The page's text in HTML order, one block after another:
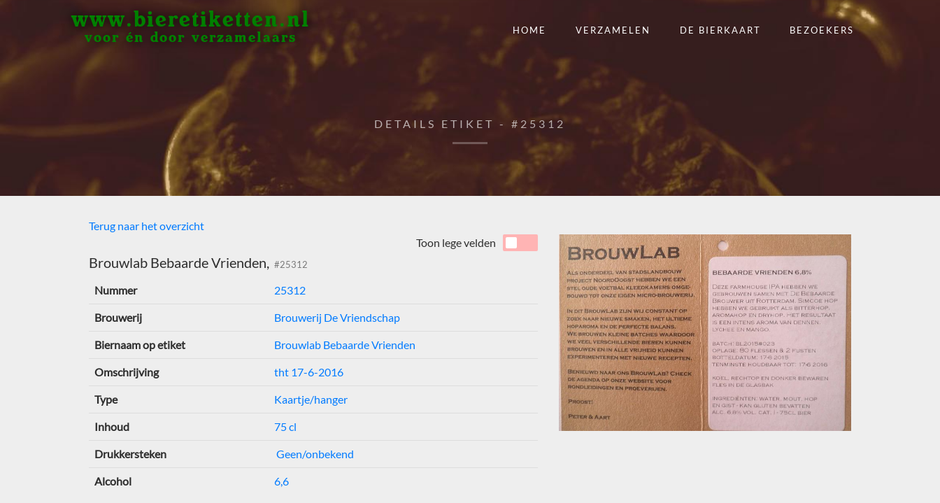
www.bieretiketten.nl
voor én door verzamelaars
HOME VERZAMELEN DE BIERKAART BEZOEKERS
DETAILS ETIKET - #25312
Terug naar het overzicht
Brouwlab Bebaarde Vrienden, #25312
Toon lege velden
Nummer 25312
Brouwerij Brouwerij De Vriendschap
Biernaam op etiket Brouwlab Bebaarde Vrienden
Omschrijving tht 17-6-2016
Type Kaartje/hanger
Inhoud 75 cl
Drukkersteken Geen/onbekend
Alcohol 6,6